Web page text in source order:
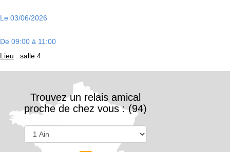
Le 03/06/2026
De 09:00 à 11:00
Lieu : salle 4
Trouvez un relais amical
proche de chez vous : (94)